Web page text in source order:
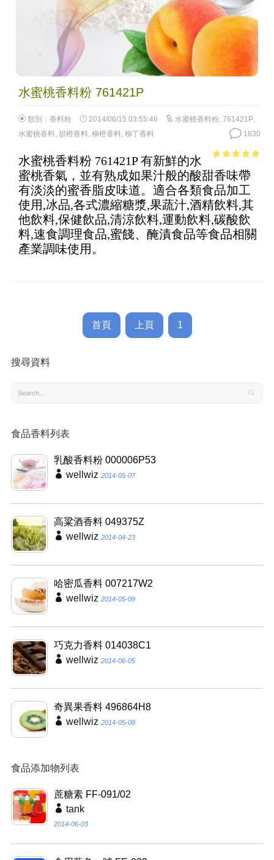
水蜜桃香料粉 761421P
類別： 香料粉 2014/06/15 03:55:46 水蜜桃香料粉, 761421P,
水蜜桃香料, 甜橙香料, 柳橙香料, 柳丁香料 1830
5
水蜜桃香料粉 761421P 有新鮮的水
蜜桃香氣，並有熟成如果汁般的酸甜香味帶
有淡淡的蜜香脂皮味道。適合各類食品加工
使用,冰品,各式濃縮糖漿,果蔬汁,酒精飲料,其
他飲料,保健飲品,清涼飲料,運動飲料,碳酸飲
料,速食調理食品,蜜餞、醃漬食品等食品相關
產業調味使用。
首頁 上頁 1
搜尋資料
食品香料列表
乳酸香料粉 000006P53
wellwiz 2014-05-07
高粱酒香料 049375Z
wellwiz 2014-04-23
哈密瓜香料 007217W2
wellwiz 2014-05-09
巧克力香料 014038C1
wellwiz 2014-06-05
奇異果香料 496864H8
wellwiz 2014-05-08
食品添加物列表
蔗糖素 FF-091/02
tank
2014-06-03